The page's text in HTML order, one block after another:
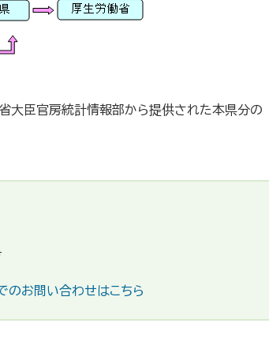
臣官房統計情報部から提供された本県分の
のお問い合わせはこちら